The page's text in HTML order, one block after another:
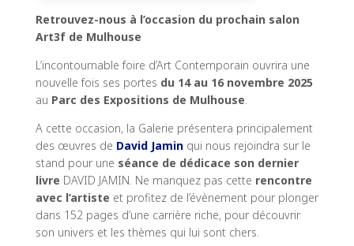
Retrouvez-nous à l’occasion du prochain salon
Art3f de Mulhouse
L’incontournable foire d’Art Contemporain ouvrira une
nouvelle fois ses portes du 14 au 16 novembre 2025
au Parc des Expositions de Mulhouse
A cette occasion, la Galerie présentera principalement
des œuvres de David Jaminqui nous rejoindra sur le
stand pour une séance de dédicace son dernier
livre DAVID JAMIN. Ne manquez pas cette rencontre
avec l’artiste et profitez de l’évènement pour plonger
dans 152 pages d’une carrière riche, pour découvrir
son univers et les thèmes qui lui sont chers.